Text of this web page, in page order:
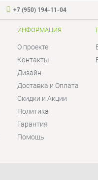
+7 (950) 194-11-04
ИНФОРМАЦИЯ
О проекте
Контакты
Дизайн
Доставка и Оплата
Скидки и Акции
Политика
Гарантия
Помощь